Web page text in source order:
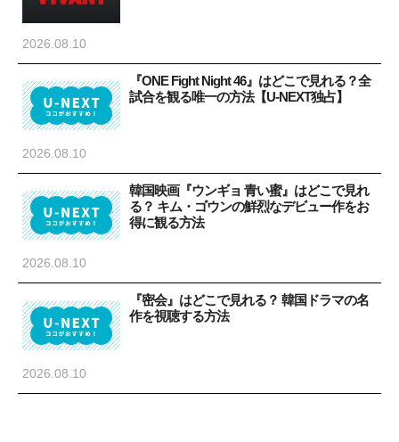
2026.08.10
『ONE Fight Night 46』はどこで見れる？全
試合を観る唯一の方法【U-NEXT独占】
2026.08.10
韓国映画『ウンギョ 青い蜜』はどこで見れ
る？ キム・ゴウンの鮮烈なデビュー作をお
得に観る方法
2026.08.10
『密会』はどこで見れる？ 韓国ドラマの名
作を視聴する方法
2026.08.10